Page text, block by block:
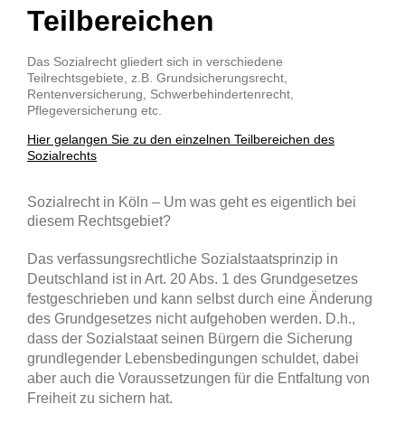
Teilbereichen
Das Sozialrecht gliedert sich in verschiedene
Teilrechtsgebiete, z.B. Grundsicherungsrecht,
Rentenversicherung, Schwerbehindertenrecht,
Pflegeversicherung etc.
Hier gelangen Sie zu den einzelnen Teilbereichen des
Sozialrechts
Sozialrecht in Köln – Um was geht es eigentlich bei
diesem Rechtsgebiet?
Das verfassungsrechtliche Sozialstaatsprinzip in
Deutschland ist in Art. 20 Abs. 1 des Grundgesetzes
festgeschrieben und kann selbst durch eine Änderung
des Grundgesetzes nicht aufgehoben werden. D.h.,
dass der Sozialstaat seinen Bürgern die Sicherung
grundlegender Lebensbedingungen schuldet, dabei
aber auch die Voraussetzungen für die Entfaltung von
Freiheit zu sichern hat.